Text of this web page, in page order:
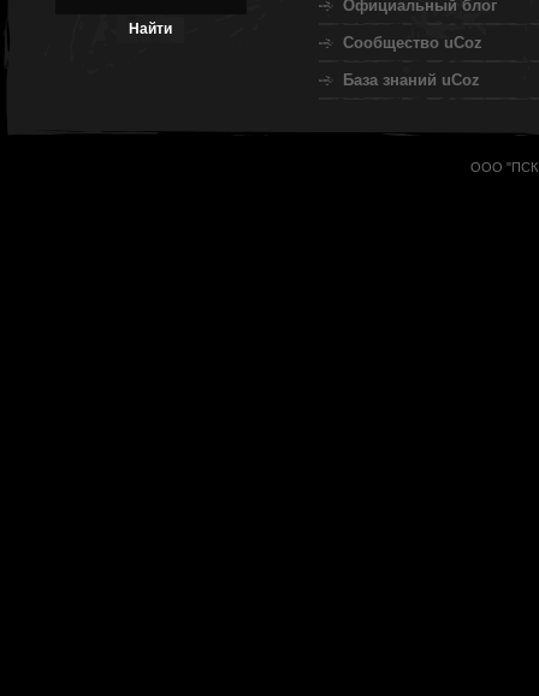
Официальный блог
Сообщество uCoz
База знаний uCoz
ООО "ПСК